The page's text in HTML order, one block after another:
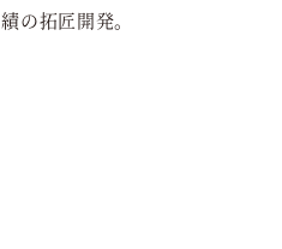
の拓匠開発。